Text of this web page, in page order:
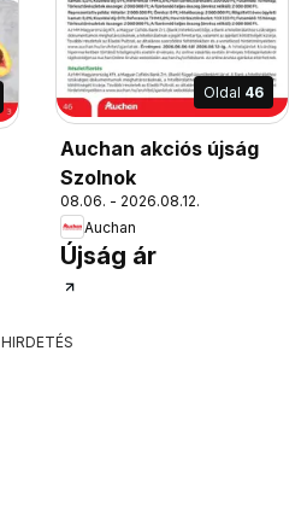
Oldal 46
Auchan akciós újság
Szolnok
08.06. - 2026.08.12.
Auchan
Újság ár
HIRDETÉS